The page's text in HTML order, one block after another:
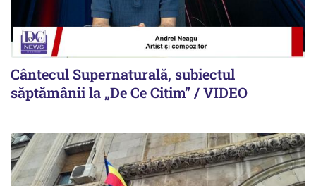
Cântecul Supernaturală, subiectul
săptămânii la „De Ce Citim” / VIDEO